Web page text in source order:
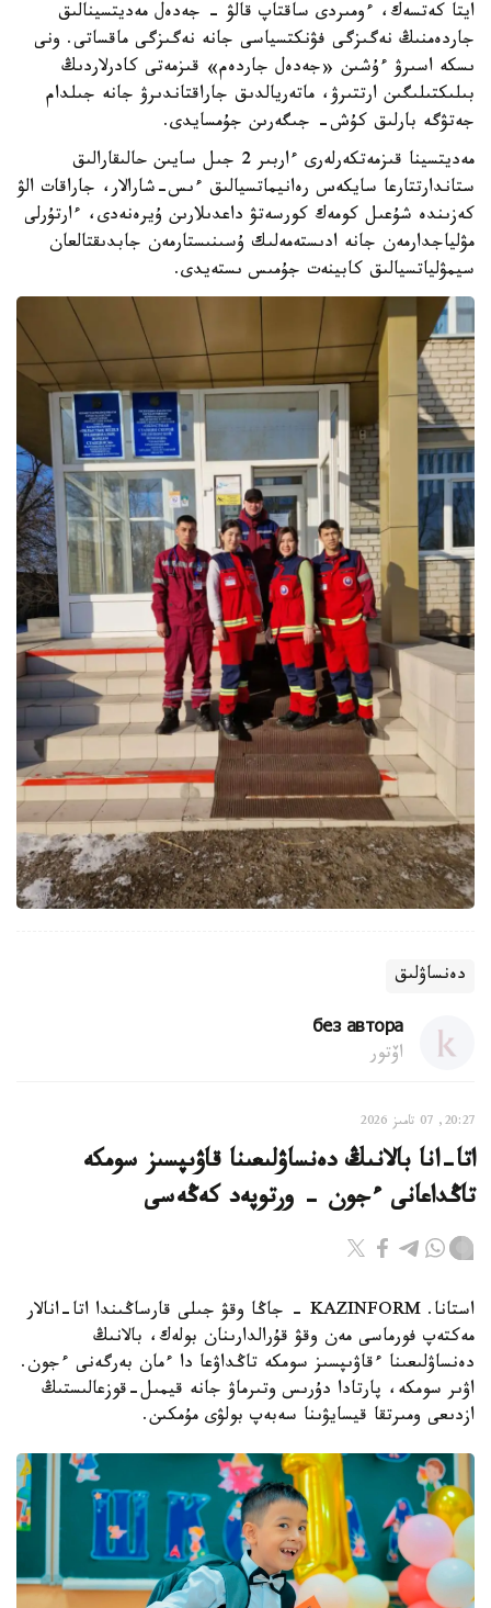
ايتا كەتسەك، ءومىردى ساقتاپ قالۋ - جەدەل مەديتسينالىق
جاردەمنىڭ نەگىزگى فۋنكتسياسى جانە نەگىزگى ماقساتى. ونى
ىسكە اسىرۋ ءۇشىن «جەدەل جاردەم» قىزمەتى كادرلاردىڭ
بىلىكتىلىگىن ارتتىرۋ، ماتەريالدىق جاراقتاندىرۋ جانە جىلدام
جەتۋگە بارلىق كۇش- جىگەرىن جۇمسايدى.
مەديتسينا قىزمەتكەرلەرى ءاربىر 2 جىل سايىن حالىقارالىق
ستاندارتتارعا سايكەس رەانيماتسيالىق ءىس-شارالار، جاراقات الۋ
كەزىندە شۇعىل كومەك كورسەتۋ داعدىلارىن ۇيرەنەدى، ءارتۇرلى
مۋلياجدارمەن جانە ادىستەمەلىك ۇسىنىستارمەن جابدىقتالعان
سيمۋلياتسيالىق كابينەت جۇمىس ىستەيدى.
دەنساۋلىق
без автора
اۆتور
20:27, 07 تامىز 2026
اتا-انا بالانىڭ دەنساۋلىعىنا قاۋىپسىز سومكە
تاڭداعانى ءجون - ورتوپەد كەڭەسى
استانا. KAZINFORM - جاڭا وقۋ جىلى قارساڭىندا اتا-انالار
مەكتەپ فورماسى مەن وقۋ قۇرالدارىنان بولەك، بالانىڭ
دەنساۋلىعىنا ءقاۋىپسىز سومكە تاڭداۋعا دا ءمان بەرگەنى ءجون.
اۋىر سومكە، پارتادا دۇرىس وتىرماۋ جانە قيمىل-قوزعالىستىڭ
ازدىعى ومىرتقا قيسايۋىنا سەبەپ بولۋى مۇمكىن.